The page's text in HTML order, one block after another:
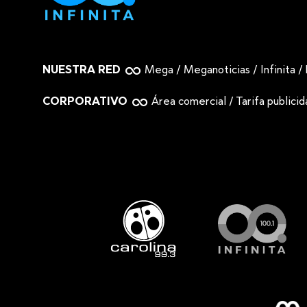
NUESTRA RED Mega / Meganoticias / Infinita /
CORPORATIVO Área comercial / Tarifa